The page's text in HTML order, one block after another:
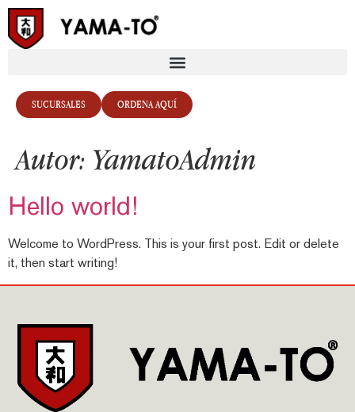
SUCURSALES ORDENA AQUÍ
Autor: YamatoAdmin
Hello world!
Welcome to WordPress. This is your first post. Edit or delete
it, then start writing!